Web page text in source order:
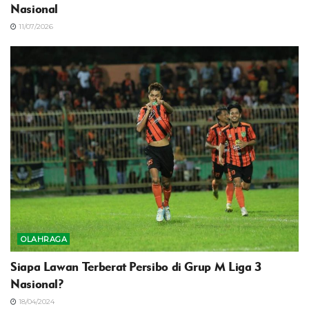
Nasional
11/07/2026
OLAHRAGA
Siapa Lawan Terberat Persibo di Grup M Liga 3
Nasional?
18/04/2024